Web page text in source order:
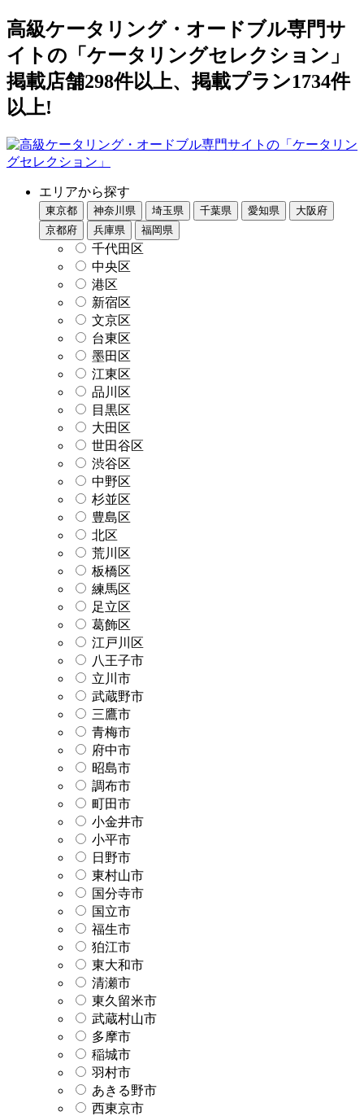
高級ケータリング・オードブル専門サ
イトの「ケータリングセレクション」
掲載店舗298件以上、掲載プラン1734件
以上!
エリアから探す
東京都 神奈川県 埼玉県 千葉県 愛知県
大阪府
京都府
兵庫県 福岡県
千代田区
中央区
港区
新宿区
文京区
台東区
墨田区
江東区
品川区
目黒区
大田区
世田谷区
渋谷区
中野区
杉並区
豊島区
北区
荒川区
板橋区
練馬区
足立区
葛飾区
江戸川区
八王子市
立川市
武蔵野市
三鷹市
青梅市
府中市
昭島市
調布市
町田市
小金井市
小平市
日野市
東村山市
国分寺市
国立市
福生市
狛江市
東大和市
清瀬市
東久留米市
武蔵村山市
多摩市
稲城市
羽村市
あきる野市
西東京市